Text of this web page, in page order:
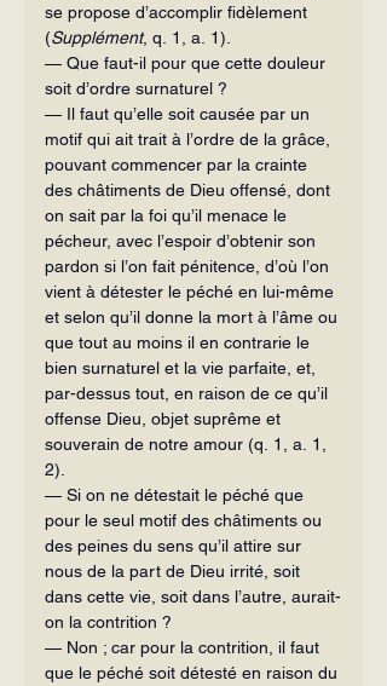
se propose d’accomplir fidèlement
(Supplément, q. 1, a. 1).
— Que faut-il pour que cette douleur
soit d’ordre surnaturel ?
— Il faut qu’elle soit causée par un
motif qui ait trait à l’ordre de la grâce,
pouvant commencer par la crainte
des châtiments de Dieu offensé, dont
on sait par la foi qu’il menace le
pécheur, avec l’espoir d’obtenir son
pardon si l’on fait pénitence, d’où l’on
vient à détester le péché en lui-même
et selon qu’il donne la mort à l’âme ou
que tout au moins il en contrarie le
bien surnaturel et la vie parfaite, et,
par-dessus tout, en raison de ce qu’il
offense Dieu, objet suprême et
souverain de notre amour (q. 1, a. 1,
2).
— Si on ne détestait le péché que
pour le seul motif des châtiments ou
des peines du sens qu’il attire sur
nous de la part de Dieu irrité, soit
dans cette vie, soit dans l’autre, aurait-
on la contrition ?
— Non ; car pour la contrition, il faut
que le péché soit détesté en raison du